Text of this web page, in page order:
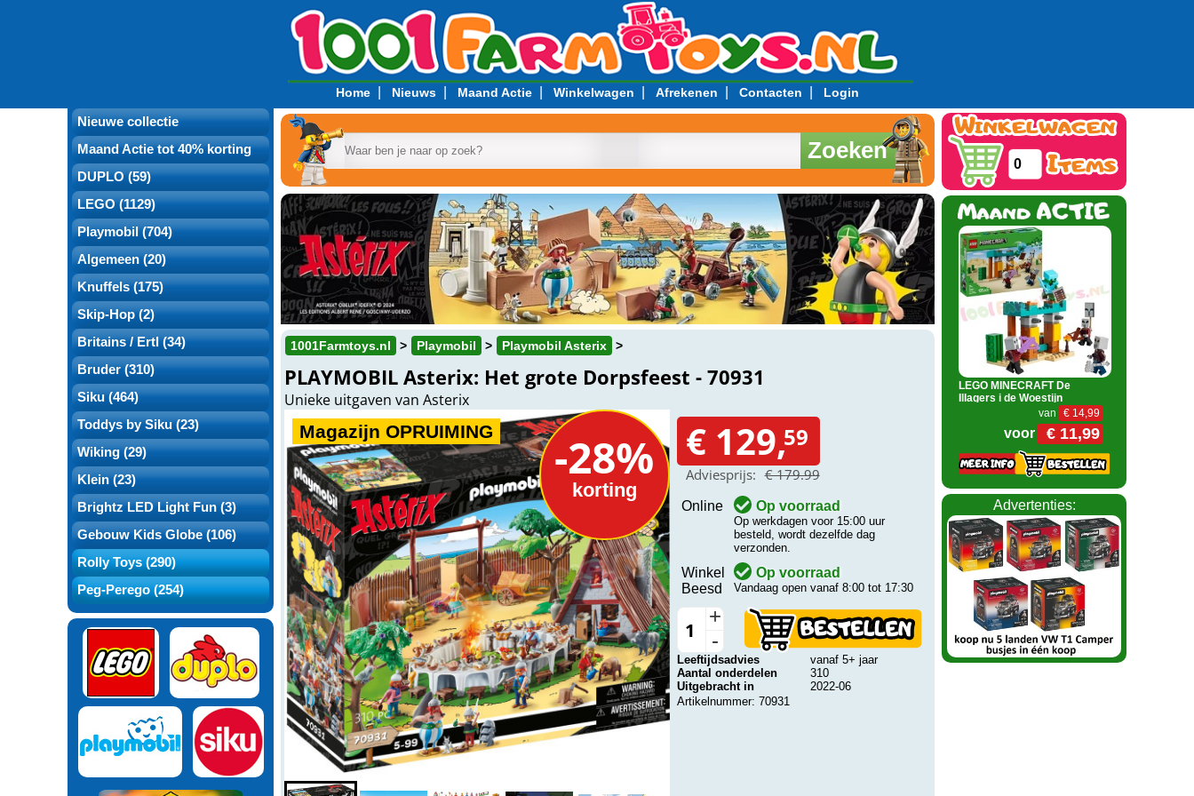
Home| Nieuws| Maand Actie| Winkelwagen Afrekenen Contacten Login
Nieuwe collectie
Maand Actie tot 40% korting
DUPLO (59)
LEGO (1129)
Playmobil (704)
Algemeen (20)
Knuffels (175)
Skip-Hop (2)
Britains / Ertl (34)
Bruder (310)
Siku (464)
Toddys by Siku (23)
Wiking (29)
Klein (23)
Brightz LED Light Fun (3)
Gebouw Kids Globe (106)
Rolly Toys (290)
Peg-Perego (254)
Zoeken
1001Farmtoys.nl Playmobil Playmobil Asterix
PLAYMOBIL Asterix: Het grote Dorpsfeest - 70931
Unieke uitgaven van Asterix
Magazijn OPRUIMING -28%
korting
€ 129,59
Adviesprijs: € 179.99
Online Op voorraad
Op werkdagen voor 15:00 uur
besteld, wordt dezelfde dag
verzonden.
Winkel
Beesd
Op voorraad
Vandaag open vanaf 8:00 tot 17:30
+
-
Leeftijdsadvies
vanaf 5+ jaar
Aantal onderdelen
310
Uitgebracht in
2022-06
Artikelnummer: 70931
0
LEGO MINECRAFT De
Illagers i de Woestijn
€ 14,99
van
€ 11,99
voor
Advertenties: